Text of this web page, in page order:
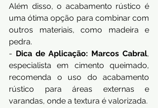
Além disso, o acabamento rústico é
uma ótima opção para combinar com
outros materiais, como madeira e
pedra.
- Dica de Aplicação: Marcos Cabral,
especialista em cimento queimado,
recomenda o uso do acabamento
rústico para áreas externas e
varandas, onde a textura é valorizada.